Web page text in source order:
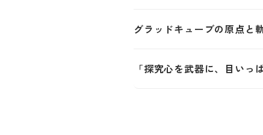
グラッドキューブの原点と
「探究心を武器に、目いっ